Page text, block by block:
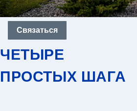
Связаться
ЧЕТЫРЕ
ПРОСТЫХ ШАГА